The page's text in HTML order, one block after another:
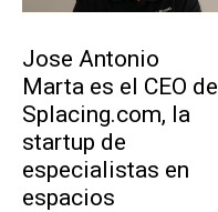
Jose Antonio
Marta es el CEO de
Splacing.com, la
startup de
especialistas en
espacios